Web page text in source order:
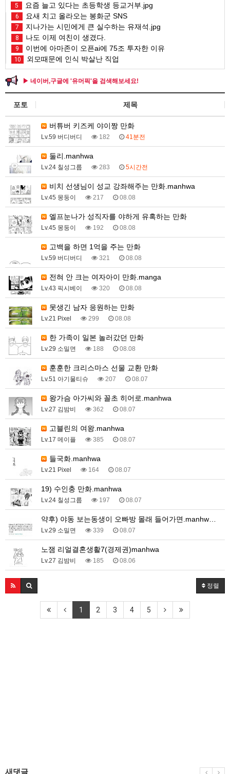
5 요즘 늘고 있다는 초등학생 등교거부.jpg
6 요새 치고 올라오는 봉화군 SNS
7 지나가는 시민에게 큰 실수하는 유재석.jpg
8 나도 이제 여친이 생겼다.
9 이번에 아마존이 오픈ai에 75조 투자한 이유
10 외모때문에 인식 박살난 직업
▶ 네이버,구글에 '유머픽'을 검색해보세요!
포토 제목
버튜버 키즈케 야이짱 만화
Lv.59 버디버디 182 41분전
둘리.manhwa
Lv.24 칠성그룹 283 5시간전
비치 선생님이 성교 강좌해주는 만화.manhwa
Lv.45 몽둥이 217 08.08
엘프눈나가 성직자를 야하게 유혹하는 만화
Lv.45 몽둥이 192 08.08
고백을 하면 1억을 주는 만화
Lv.59 버디버디 321 08.08
전혀 안 크는 여자아이 만화.manga
Lv.43 픽시베이 320 08.08
못생긴 남자 응원하는 만화
Lv.21 Pixel 299 08.08
한 가족이 일본 놀러갔던 만화
Lv.29 소밀면 188 08.08
훈훈한 크리스마스 선물 교환 만화
Lv.51 아기물티슈 207 08.07
왕가슴 아가씨와 꼴초 히어로.manhwa
Lv.27 김밤비 362 08.07
고블린의 여왕.manhwa
Lv.17 메이플 385 08.07
들국화.manhwa
Lv.21 Pixel 164 08.07
19) 수인충 만화.manhwa
Lv.24 칠성그룹 197 08.07
약후) 야동 보는동생이 오빠방 몰래 들어가면.manhw…
Lv.29 소밀면 339 08.07
노잼 리얼결혼생활7(경제권)manhwa
Lv.27 김밤비 185 08.06
정렬
1 2 3 4 5
새댓글